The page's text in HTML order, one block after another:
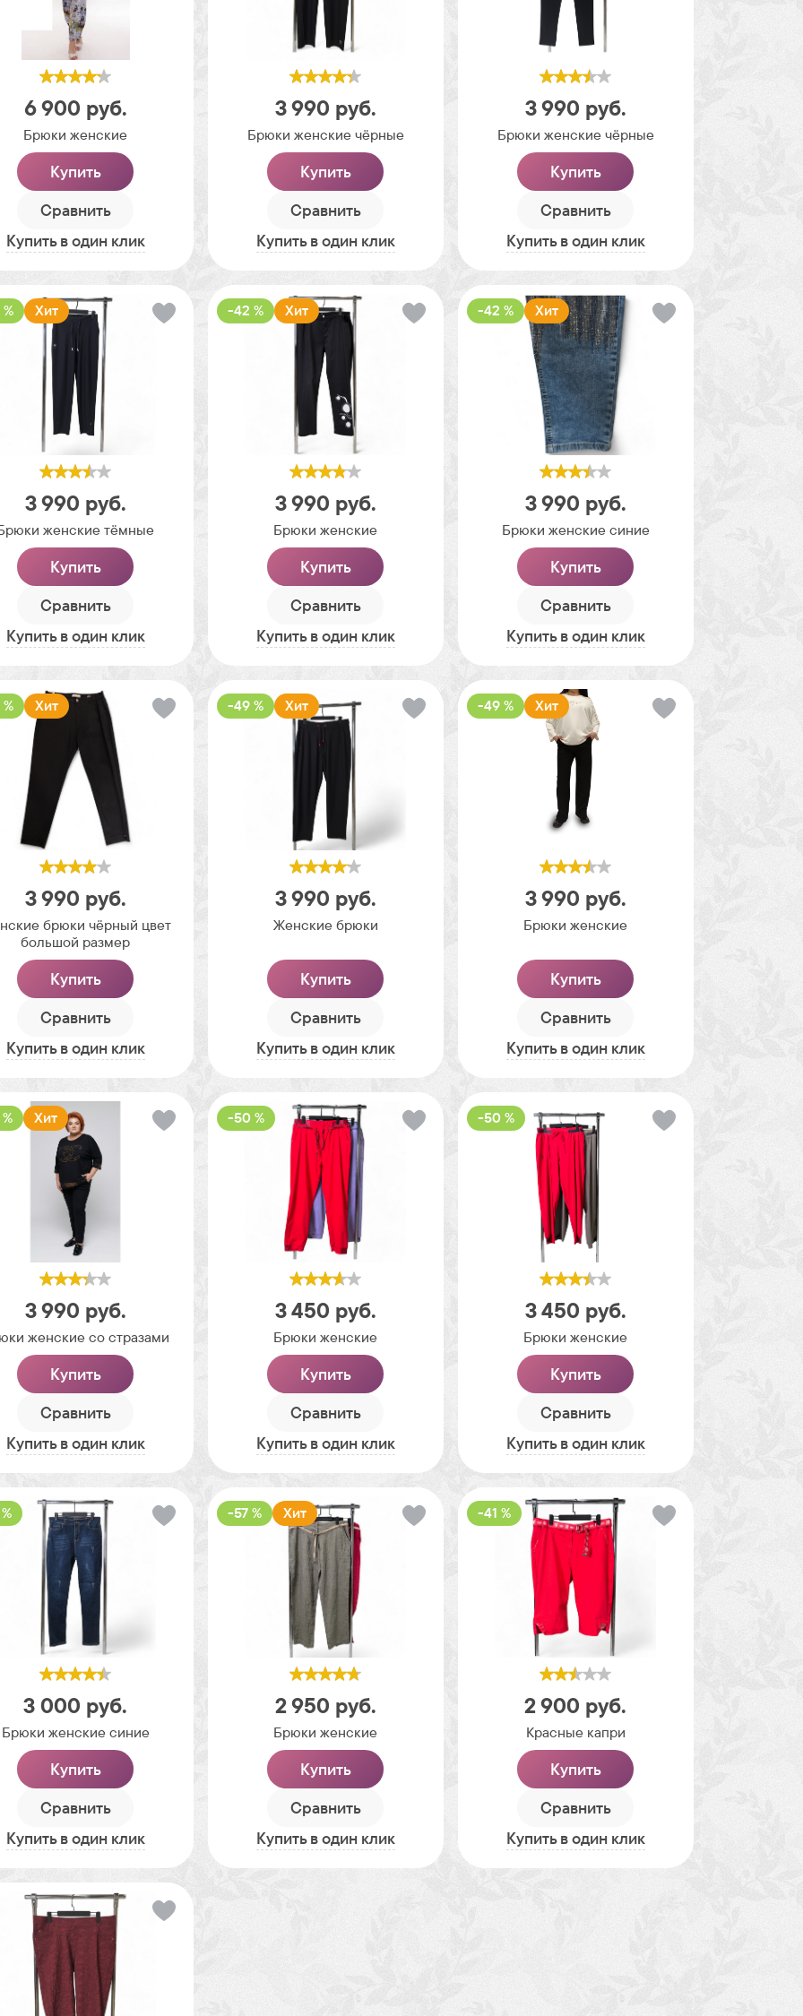
6 900 руб.
Брюки женские
Купить
Сравнить
Купить в один клик
3 990 руб.
Брюки женские чёрные
Купить
Сравнить
Купить в один клик
3 990 руб.
Брюки женские чёрные
Купить
Сравнить
Купить в один клик
Хит
3 990 руб.
женские тёмные
Купить
Сравнить
Купить в один клик
-42 % Хит
3 990 руб.
Брюки женские
Купить
Сравнить
Купить в один клик
-42 % Хит
3 990 руб.
Брюки женские синие
Купить
Сравнить
Купить в один клик
Хит
3 990 руб.
брюки чёрный цвет
большой размер
Купить
Сравнить
Купить в один клик
-49 % Хит
3 990 руб.
Женские брюки
Купить
Сравнить
Купить в один клик
-49 % Хит
3 990 руб.
Брюки женские
Купить
Сравнить
Купить в один клик
Хит
3 990 руб.
женские со стразами
Купить
Сравнить
Купить в один клик
-50 %
3 450 руб.
Брюки женские
Купить
Сравнить
Купить в один клик
-50 %
3 450 руб.
Брюки женские
Купить
Сравнить
Купить в один клик
3 000 руб.
Брюки женские синие
Купить
Сравнить
Купить в один клик
-57 % Хит
2 950 руб.
Брюки женские
Купить
Сравнить
Купить в один клик
-41 %
2 900 руб.
Красные капри
Купить
Сравнить
Купить в один клик